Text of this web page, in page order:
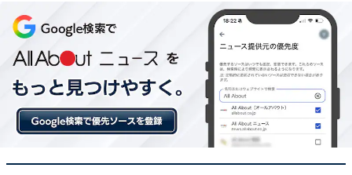
もいいからです（25歳男性）」「かっこいいから（22歳
女性）」「ジャニーズを辞める前に出て欲しかったから
（40歳女性）」などのコメントが寄せられました。